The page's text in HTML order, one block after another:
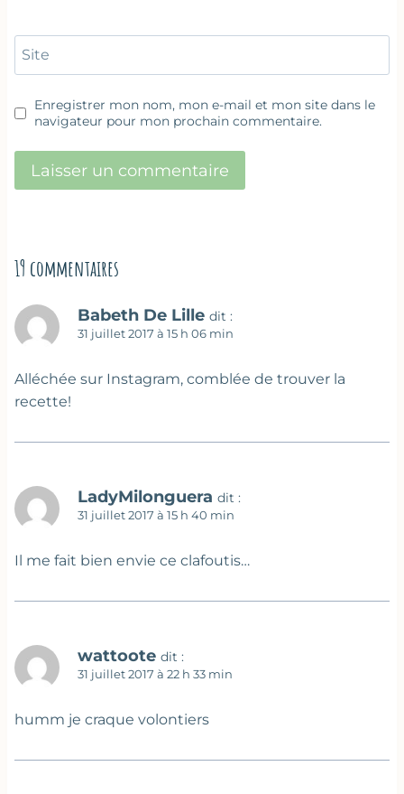
Site
Enregistrer mon nom, mon e-mail et mon site dans le
navigateur pour mon prochain commentaire.
19 commentaires
Babeth De Lille dit :
31 juillet 2017 à 15 h 06 min
Alléchée sur Instagram, comblée de trouver la
recette!
LadyMilonguera dit :
31 juillet 2017 à 15 h 40 min
Il me fait bien envie ce clafoutis…
wattoote dit :
31 juillet 2017 à 22 h 33 min
humm je craque volontiers